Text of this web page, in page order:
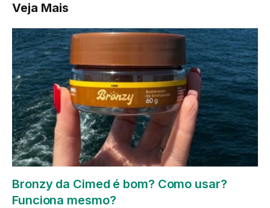
Veja Mais
Bronzy da Cimed é bom? Como usar?
Funciona mesmo?